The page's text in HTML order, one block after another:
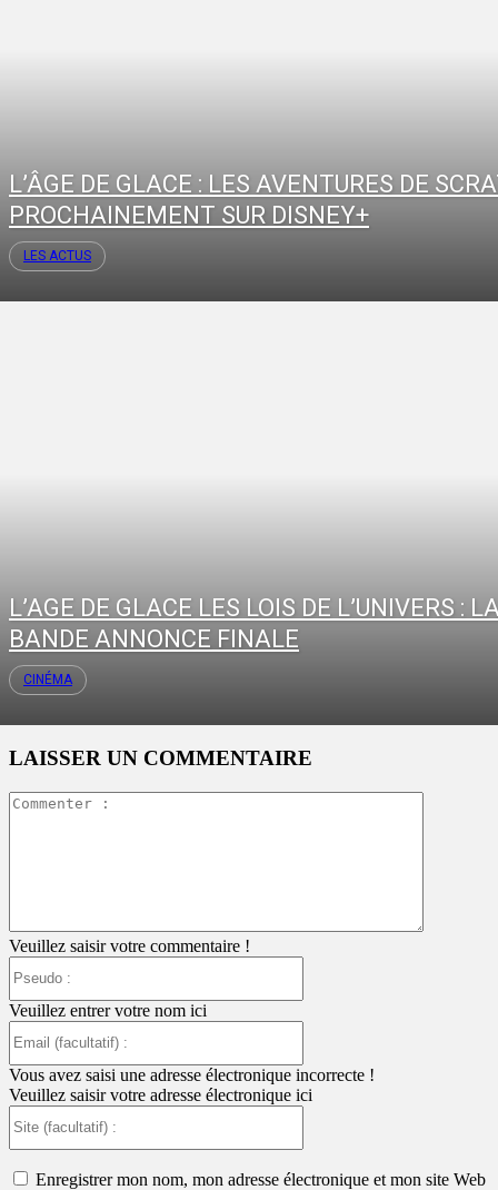
L’ÂGE DE GLACE : LES AVENTURES DE
PROCHAINEMENT SUR DISNEY+
LES ACTUS
L’AGE DE GLACE LES LOIS DE L’UNIVERS :
BANDE ANNONCE FINALE
CINÉMA
LAISSER UN COMMENTAIRE
Veuillez saisir votre commentaire !
Veuillez entrer votre nom ici
:
Vous avez saisi une adresse électronique incorrecte !
Veuillez saisir votre adresse électronique ici
:
Enregistrer mon nom, mon adresse électronique et mon site Web